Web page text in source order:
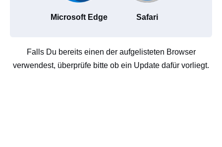
Microsoft Edge Safari
Falls Du bereits einen der aufgelisteten Browser
verwendest, überprüfe bitte ob ein Update dafür vorliegt.